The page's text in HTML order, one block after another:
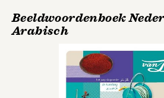
Beeldwoordenboek
Arabisch